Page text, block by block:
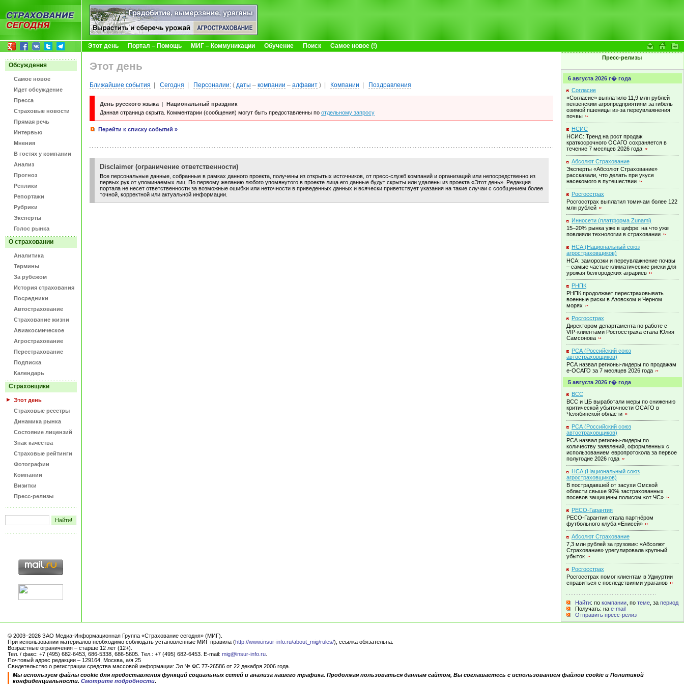
Этот день Портал – Помощь МИГ – Коммуникации Обучение Поиск Самое новое (!)
Обсуждения
Самое новое
Идет обсуждение
Пресса
Страховые новости
Прямая речь
Интервью
Мнения
В гостях у компании
Анализ
Прогноз
Реплики
Репортажи
Рубрики
Эксперты
Голос рынка
О страховании
Аналитика
Термины
За рубежом
История страхования
Посредники
Автострахование
Страхование жизни
Авиакосмическое
Агрострахование
Перестрахование
Подписка
Календарь
Страховщики
Этот день
Страховые реестры
Динамика рынка
Состояние лицензий
Знак качества
Страховые рейтинги
Фотографии
Компании
Визитки
Пресс-релизы
Этот день
Ближайшие события Сегодня Персоналии: ( даты – компании – алфавит ) Компании Поздравления
День русского языка
Национальный праздник
Данная страница скрыта. Комментарии (сообщения) могут быть предоставленны по отдельному запросу
Перейти к списку событий »
Disclaimer (ограничение ответственности)
Все персональные данные, собранные в рамках данного проекта, получены из открытых источников, от пресс-служб компаний и организаций или непосредственно из
первых рук от упоминаемых лиц. По первому желанию любого упомянутого в проекте лица его данные будут скрыты или удалены из проекта «Этот день». Редакция
портала не несет ответственности за возможные ошибки или неточности в приведенных данных и всячески приветствует указания на такие случаи с сообщением более
точной, корректной или актуальной информации.
Пресс-релизы
6 августа 2026 г� года
Согласие
«Согласие» выплатило 11,9 млн рублей
пензенским агропредприятиям за гибель
озимой пшеницы из-за переувлажнения
почвы
НСИС
НСИС: Тренд на рост продаж
краткосрочного ОСАГО сохраняется в
течение 7 месяцев 2026 года
Абсолют Страхование
Эксперты «Абсолют Страхование»
рассказали, что делать при укусе
насекомого в путешествии
Росгосстрах
Росгосстрах выплатил томичам более 122
млн рублей
Инносети (платформа Zunami)
15–20% рынка уже в цифре: на что уже
повлияли технологии в страховании
НСА (Национальный союз
агростраховщиков)
НСА: заморозки и переувлажнение почвы
– самые частые климатические риски для
урожая белгородских аграриев
РНПК
РНПК продолжает перестраховывать
военные риски в Азовском и Черном
морях
Росгосстрах
Директором департамента по работе с
VIP-клиентами Росгосстраха стала Юлия
Самсонова
РСА (Российский союз
автостраховщиков)
РСА назвал регионы-лидеры по продажам
е-ОСАГО за 7 месяцев 2026 года
5 августа 2026 г� года
ВСС
ВСС и ЦБ выработали меры по снижению
критической убыточности ОСАГО в
Челябинской области
РСА (Российский союз
автостраховщиков)
РСА назвал регионы-лидеры по
количеству заявлений, оформленных с
использованием европротокола за первое
полугодие 2026 года
НСА (Национальный союз
агростраховщиков)
В пострадавшей от засухи Омской
области свыше 90% застрахованных
посевов защищены полисом «от ЧС»
РЕСО-Гарантия
РЕСО-Гарантия стала партнёром
футбольного клуба «Енисей»
Абсолют Страхование
7,3 млн рублей за грузовик: «Абсолют
Страхование» урегулировала крупный
убыток
Росгосстрах
Росгосстрах помог клиентам в Удмуртии
справиться с последствиями ураганов
Найти: по компании , по теме , за период
Получать: на e-mail
Отправить пресс-релиз
© 2003–2026 ЗАО Медиа-Информационная Группа «Страхование сегодня» (МИГ).
При использовании материалов необходимо соблюдать установленные МИГ правила (http://www.insur-info.ru/about_mig/rules/), ссылка обязательна.
Возрастные ограничения – старше 12 лет (12+).
Тел. / факс: +7 (495) 682-6453, 686-5338, 686-5605. Тел.: +7 (495) 682-6453. E-mail: mig@insur-info.ru
Почтовый адрес редакции – 129164, Москва, а/я 25
Свидетельство о регистрации средства массовой информации: Эл № ФС 77-26586 от 22 декабря 2006 года.
Мы используем файлы cookie для предоставления функций социальных сетей и анализа нашего трафика. Продолжая пользоваться данным сайтом, Вы соглашаетесь с использованием файлов cookie и Политикой
конфиденциальности. Смотрите подробности.